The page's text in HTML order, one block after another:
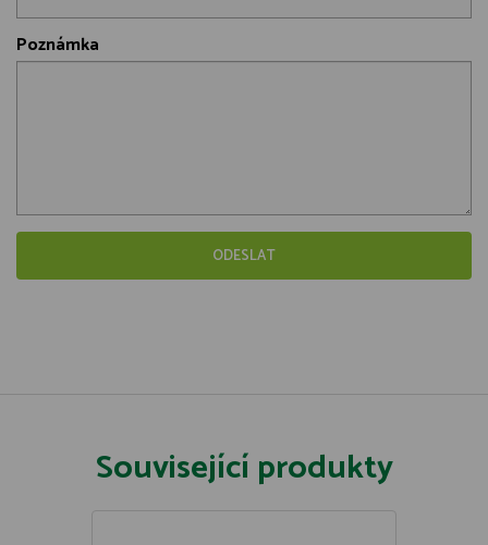
Poznámka
Související produkty